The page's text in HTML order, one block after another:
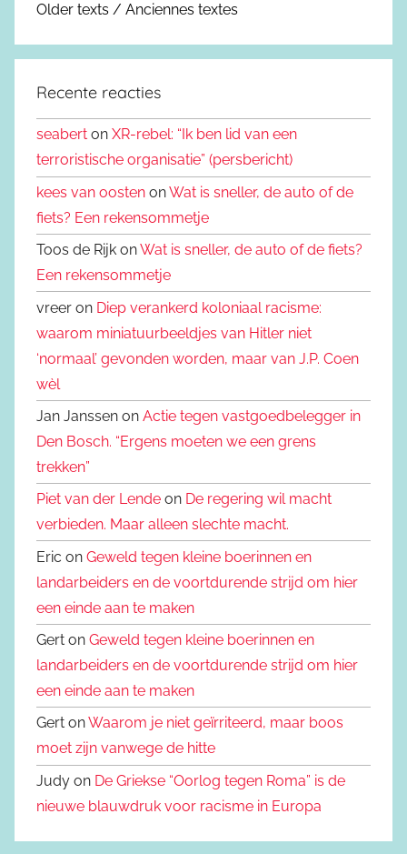
Older texts / Anciennes textes
Recente reacties
seabert on XR-rebel: “Ik ben lid van een
terroristische organisatie” (persbericht)
kees van oosten onWat is sneller, de auto of de
fiets? Een rekensommetje
Toos de Rijk onWat is sneller, de auto of de fiets?
Een rekensommetje
vreer on Diep verankerd koloniaal racisme:
waarom miniatuurbeeldjes van Hitler niet
‘normaal’ gevonden worden, maar van J.P. Coen
wèl
Jan Janssen on Actie tegen vastgoedbelegger in
Den Bosch. “Ergens moeten we een grens
trekken”
Piet van der Lende on De regering wil macht
verbieden. Maar alleen slechte macht.
Eric on Geweld tegen kleine boerinnen en
landarbeiders en de voortdurende strijd om hier
een einde aan te maken
Gert on Geweld tegen kleine boerinnen en
landarbeiders en de voortdurende strijd om hier
een einde aan te maken
Gert onWaarom je niet geïrriteerd, maar boos
moet zijn vanwege de hitte
Judy on De Griekse “Oorlog tegen Roma” is de
nieuwe blauwdruk voor racisme in Europa